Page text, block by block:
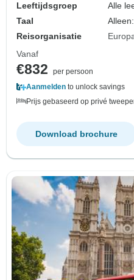
Leeftijdsgroep
Alle
Taal
Reisorganisatie
Vanaf
€832
per persoon
Aanmelden to unlock savings
Prijs gebaseerd op privé
Download brochure